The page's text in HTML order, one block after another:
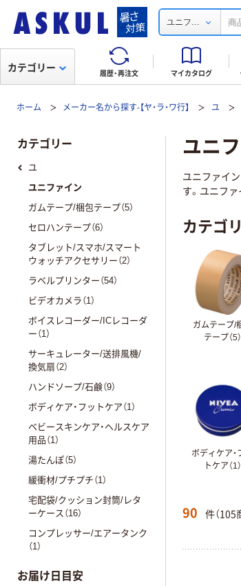
ユニフ...
履歴・再注文 マイカタログ
カテゴリー
ホーム メーカー名から探す-【ヤ・ラ・ワ行】 ユ
ユニ
ユニファイ
す。ユニフ
カテゴ
ガムテープ/
テープ（5）
ボディケア・
トケア（1）
90 件（105
カテゴリー
ユ
ユニファイン
ガムテープ/梱包テープ（5）
セロハンテープ（6）
タブレット/スマホ/スマート
ウォッチアクセサリー（2）
ラベルプリンター（54）
ビデオカメラ（1）
ボイスレコーダー/ICレコーダ
ー（1）
サーキュレーター/送排風機/
換気扇（2）
ハンドソープ/石鹸（9）
ボディケア・フットケア（1）
ベビースキンケア・ヘルスケア
用品（1）
湯たんぽ（5）
緩衝材/プチプチ（1）
宅配袋/クッション封筒/レタ
ーケース（16）
コンプレッサー/エアータンク
（1）
お届け日目安